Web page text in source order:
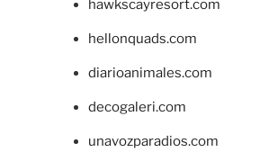
hawkscayresort.com
hellonquads.com
diarioanimales.com
decogaleri.com
unavozparadios.com